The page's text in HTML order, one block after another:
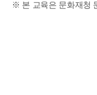
※ 본 교육은 문화재청